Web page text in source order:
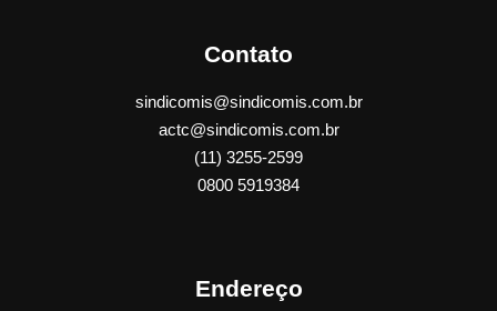
Contato
sindicomis@sindicomis.com.br
actc@sindicomis.com.br
(11) 3255-2599
0800 5919384
Endereço